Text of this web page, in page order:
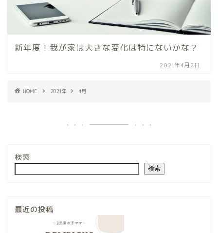
新年度！我が家は大きな変化は特にないかな？
2021年4月2日
HOME 2021年 4月
検索
検索
最近の投稿